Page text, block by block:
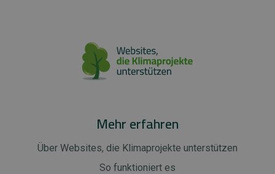
Mehr erfahren
Über Websites, die Klimaprojekte unterstützen
So funktioniert es